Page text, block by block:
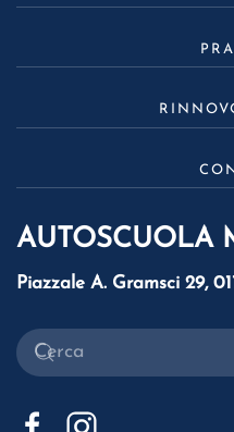
AUTOSCUOLA
Piazzale A. Gramsci 29,